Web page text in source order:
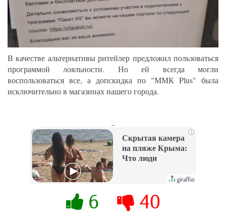
В качестве альтернативы ритейлер предложил пользоваться
программой лояльности. Но ей всегда могли
воспользоваться все, а допскидка по "ММК Plus" была
исключительно в магазинах нашего города.
i
Скрытая камера
на пляже Крыма:
Что люди
их не видят...
6 40